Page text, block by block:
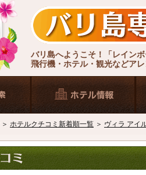
バリ島へようこそ！「レイン
飛行機・ホテル・観光などア
＞ ホテルクチコミ新着順一覧 ＞ ヴィラ アイ